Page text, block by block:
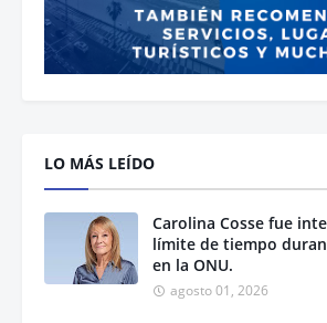
LO MÁS LEÍDO
Carolina Cosse fue
límite de tiempo
en la ONU.
agosto 01, 2026